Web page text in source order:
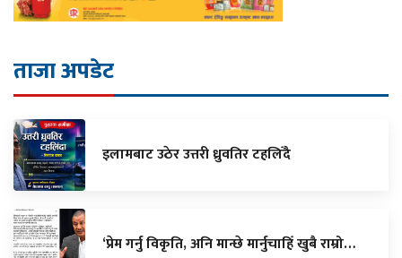
ताजा अपडेट
इलामबाट उठेर उत्तरी ध्रुवतिर टहलिँदै
‘प्रेम गर्नु विकृति, अनि मान्छे मार्नुचाहिँ खुबै राम्रो…